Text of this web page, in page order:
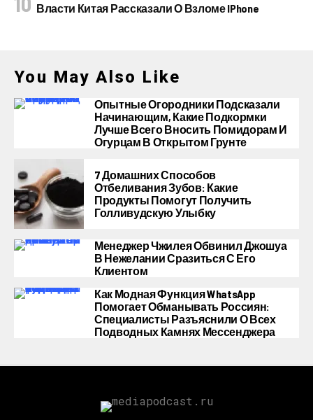
Власти Китая Рассказали О Взломе IPhone
You May Also Like
Опытные Огородники Подсказали
Начинающим, Какие Подкормки
Лучше Всего Вносить Помидорам И
Огурцам В Открытом Грунте
7 Домашних Способов
Отбеливания Зубов: Какие
Продукты Помогут Получить
Голливудскую Улыбку
Менеджер Чжилея Обвинил Джошуа
В Нежелании Сразиться С Его
Клиентом
Как Модная Функция WhatsApp
Помогает Обманывать Россиян:
Специалисты Разъяснили О Всех
Подводных Камнях Мессенджера